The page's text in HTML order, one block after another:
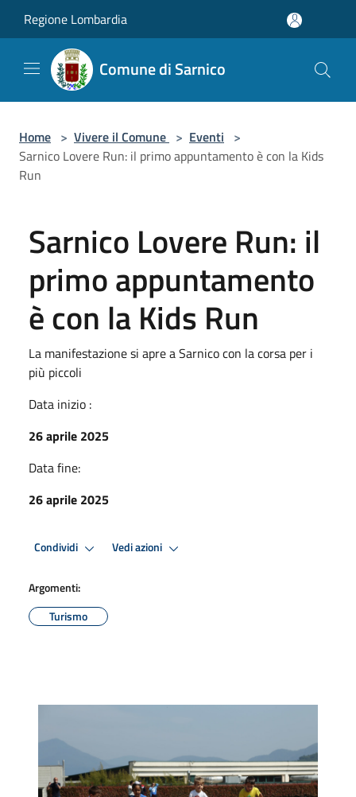
Regione Lombardia
Comune di Sarnico
Home > Vivere il Comune > Eventi >
Sarnico Lovere Run: il primo appuntamento è con la Kids
Run
Sarnico Lovere Run: il
primo appuntamento
è con la Kids Run
La manifestazione si apre a Sarnico con la corsa per i
più piccoli
Data inizio :
26 aprile 2025
Data fine:
26 aprile 2025
Condividi Vedi azioni
Argomenti:
Turismo